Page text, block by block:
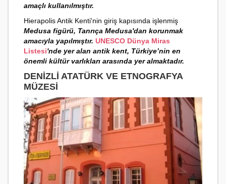
amaçlı kullanılmıştır.
Hierapolis Antik Kenti'nin giriş kapısında işlenmiş
Medusa figürü, Tanrıça Medusa'dan korunmak
amacıyla yapılmıştır. UNESCO Dünya Miras
Listesi'nde yer alan antik kent, Türkiye’nin en
önemli kültür varlıkları arasında yer almaktadır.
DENIZLI ATATÜRK VE ETNOGRAFYA
MÜZESI